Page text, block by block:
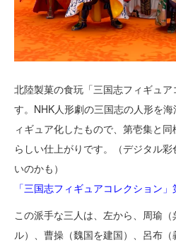
北陸製菓の食玩「三国志フィギュ
す。NHK人形劇の三国志の人形を
ィギュア化したもので、第壱集と
らしい仕上がりです。（デジタル
いのかも）
「三国志フィギュアコレクション
この派手な三人は、左から、周瑜
ル）、曹操（魏国を建国）、呂布（